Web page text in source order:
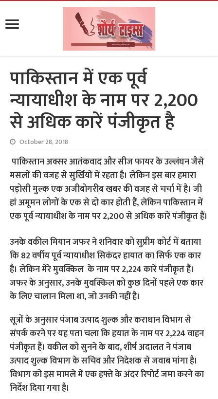
पाकिस्तान में एक पूर्व
न्यायाधीश के नाम पर 2,200
से अधिक कारें पंजीकृत है
October 28, 2018
पाकिस्तान अक्सर आतंकवाद और सीज फायर के उल्लंघन जैसे
मसलों की वजह से सुर्खियों में रहता है। लेकिन इस बार हमारा
पड़ोसी मुल्क एक अजीबोगरीब खबर की वजह से चर्चा में है। जी
हां अमूमन लोगों के एक से दो कार होती हैं, लेकिन पाकिस्तान में
एक पूर्व न्यायाधीश के नाम पर 2,200 से अधिक कारें पंजीकृत हैं।
उनके वकील मियान जफर ने शनिवार को सुप्रीम कोर्ट में बताया
कि 82 वर्षीय पूर्व न्यायाधीश सिकंदर हायात का सिर्फ एक कार
है। लेकिन मेरे मुवक्किल के नाम पर 2,224 कारें पंजीकृत हैं।
जफर के अनुसार, उनके मुवक्किल को कुछ दिनों पहले एक कार
के लिए चालान मिला था, जो उनकी नहीं है।
सूत्रों के अनुसार पंजाब उत्पाद शुल्क और कराधान विभाग से
संपर्क करने पर यह पता चला कि हयात के नाम पर 2,224 वाहन
पंजीकृत हैं। वकील को सुनने के बाद, शीर्ष अदालत ने पंजाब
उत्पाद शुल्क विभाग के सचिव और निदेशक से जवाब मांगा है।
विभाग को इस मामले में एक हफ्ते के अंदर रिपोर्ट जमा करने का
निर्देश दिया गया है।